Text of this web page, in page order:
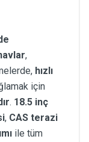
,
hızlı
için
. 18.5 inç
, CAS terazi
ile tüm